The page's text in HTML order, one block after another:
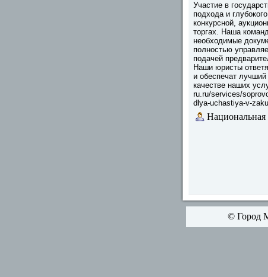
Участие в
подхода и
конкурсной,
торгах. Наша
необходимые
полностью
подачей
Наши юристы
и обеспечат лучший
качестве наших
ru.ru/services/
dlya-uchastiya-v-
© Город